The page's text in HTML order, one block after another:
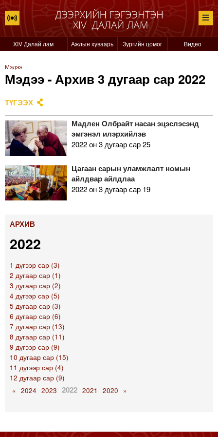
XIV Далай лам Ажлын хуваарь Зургийн цомог Видео
Мэдээ
Мэдээ - Архив 3 дугаар сар 2022
ТҮГЭЭХ
Мадлен Олбрайт насан эцэслэсэнд
эмгэнэл илэрхийлэв
2022 он 3 дугаар сар 25
Цагаан сарын уламжлалт номын
айлдвар айлдлаа
2022 он 3 дугаар сар 19
АРХИВ
2022
1 дүгээр сар (3)
2 дугаар сар (1)
3 дугаар сар (2)
4 дүгээр сар (5)
5 дугаар сар (3)
6 дугаар сар (6)
7 дугаар сар (13)
8 дугаар сар (11)
9 дүгээр сар (9)
10 дугаар сар (15)
11 дүгээр сар (4)
12 дугаар сар (9)
« 2024 2023 2022 2021 2020 »